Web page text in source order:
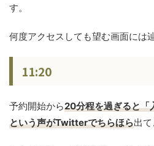
す。
何度アクセスしても望む画面には
11:20
予約開始から20分程を過ぎると「
という声がTwitterでちらほら出て